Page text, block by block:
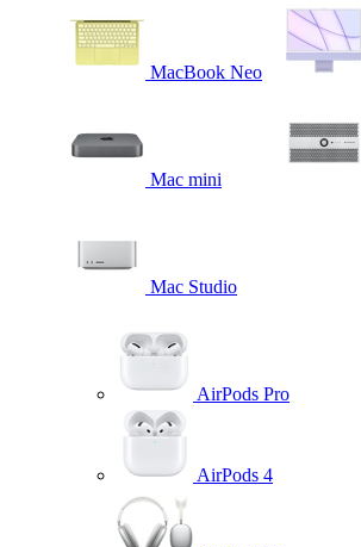
MacBook Neo
Mac mini
Mac Studio
AirPods Pro
AirPods 4